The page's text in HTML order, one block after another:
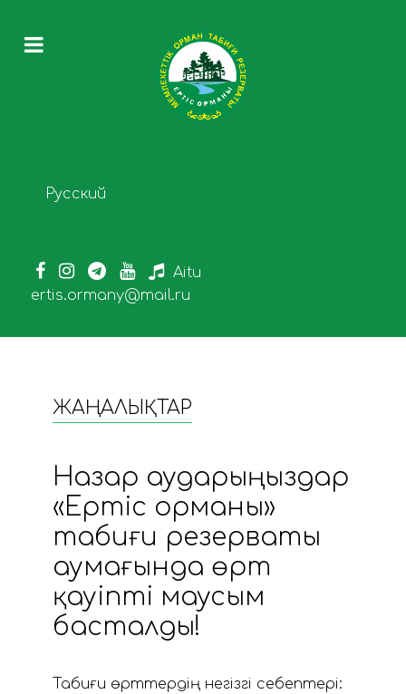
Select your language
Русский
Aitu
ertis.ormany@mail.ru
ЖАҢАЛЫҚТАР
Назар аударыңыздар
«Ертіс орманы»
табиғи резерваты
аумағында өрт
қауіпті маусым
басталды!
Табиғи өрттердің негізгі себептері: